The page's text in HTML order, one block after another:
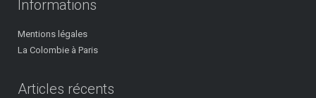
Informations
Mentions légales
La Colombie à Paris
Articles récents